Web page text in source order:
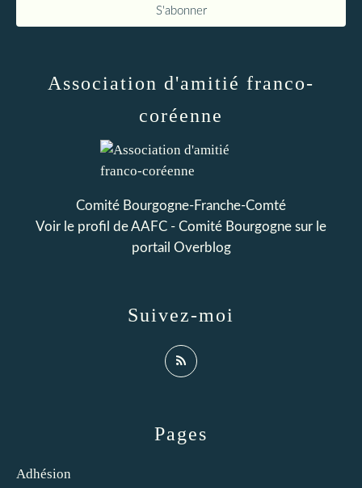
Pages
Adhésion
Association d'amitié franco-
coréenne
Comité Bourgogne-Franche-Comté
Voir le profil deAAFC - Comité Bourgogne sur le
portail Overblog
Suivez-moi